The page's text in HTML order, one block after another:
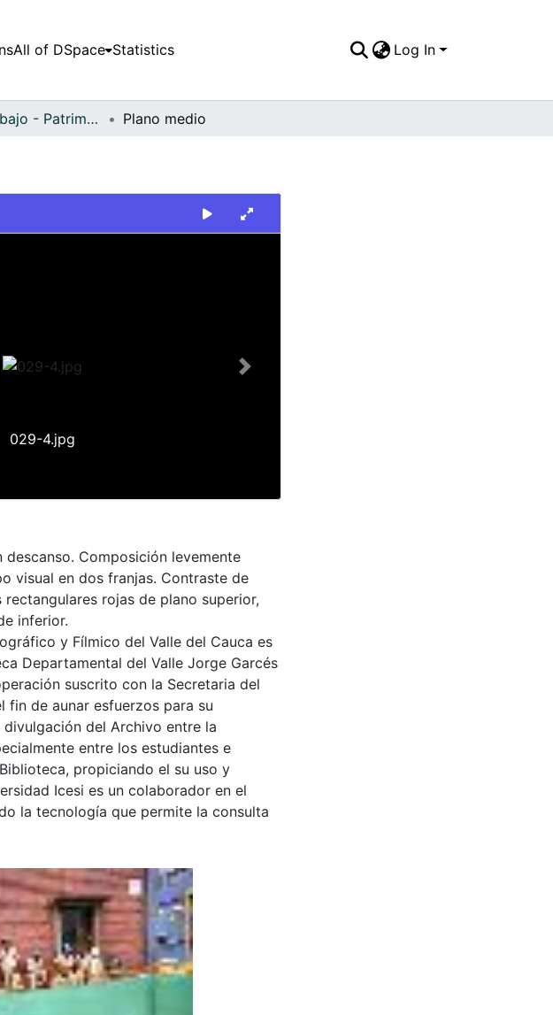
All of DSpace Statistics Log In
FCCV - Trabajo - Patrimonial Plano medio
029-4.jpg
Next
descanso. Composición levemente
visual en dos franjas. Contraste de
rojas de plano superior,
inferior.
y Fílmico del Valle del Cauca es
Departamental del Valle Jorge Garcés
suscrito con la Secretaria del
fin de aunar esfuerzos para su
del Archivo entre la
entre los estudiantes e
propiciando el su uso y
Icesi es un colaborador en el
la tecnología que permite la consulta